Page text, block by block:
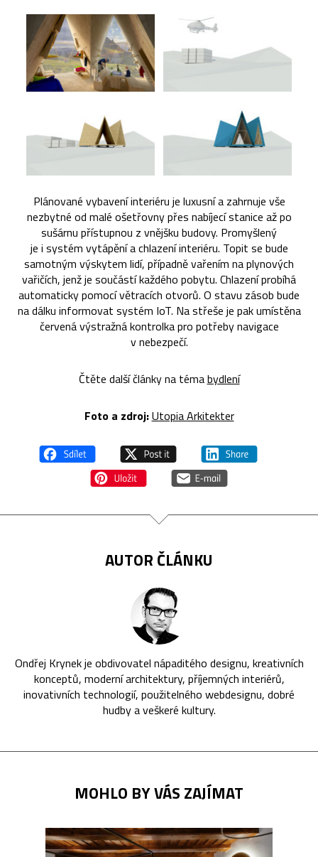
Plánované vybavení interiéru je luxusní a zahrnuje vše
nezbytné od malé ošetřovny přes nabíjecí stanice až po
sušárnu přístupnou z vnějšku budovy. Promyšlený
je i systém vytápění a chlazení interiéru. Topit se bude
samotným výskytem lidí, případně vařením na plynových
vařičích, jenž je součástí každého pobytu. Chlazení probíhá
automaticky pomocí větracích otvorů. O stavu zásob bude
na dálku informovat systém IoT. Na střeše je pak umístěna
červená výstražná kontrolka pro potřeby navigace
v nebezpečí.
Čtěte další články na témabydlení
Foto a zdroj:Utopia Arkitekter
AUTOR ČLÁNKU
Ondřej Krynek je obdivovatel nápaditého designu, kreativních
konceptů, moderní architektury, příjemných interiérů,
inovativních technologií, použitelného webdesignu, dobré
hudby a veškeré kultury.
MOHLO BY VÁS ZAJÍMAT